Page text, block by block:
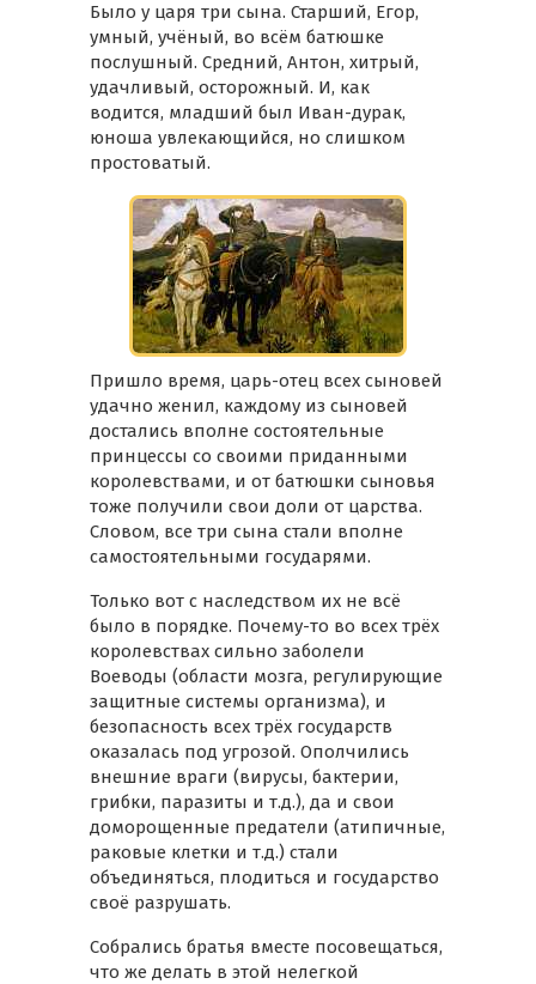
Было у царя три сына. Старший, Егор,
умный, учёный, во всём батюшке
послушный. Средний, Антон, хитрый,
удачливый, осторожный. И, как
водится, младший был Иван-дурак,
юноша увлекающийся, но слишком
простоватый.
Пришло время, царь-отец всех сыновей
удачно женил, каждому из сыновей
достались вполне состоятельные
принцессы со своими приданными
королевствами, и от батюшки сыновья
тоже получили свои доли от царства.
Словом, все три сына стали вполне
самостоятельными государями.
Только вот с наследством их не всё
было в порядке. Почему-то во всех трёх
королевствах сильно заболели
Воеводы (области мозга, регулирующие
защитные системы организма), и
безопасность всех трёх государств
оказалась под угрозой. Ополчились
внешние враги (вирусы, бактерии,
грибки, паразиты и т.д.), да и свои
доморощенные предатели (атипичные,
раковые клетки и т.д.) стали
объединяться, плодиться и государство
своё разрушать.
Собрались братья вместе посовещаться,
что же делать в этой нелегкой